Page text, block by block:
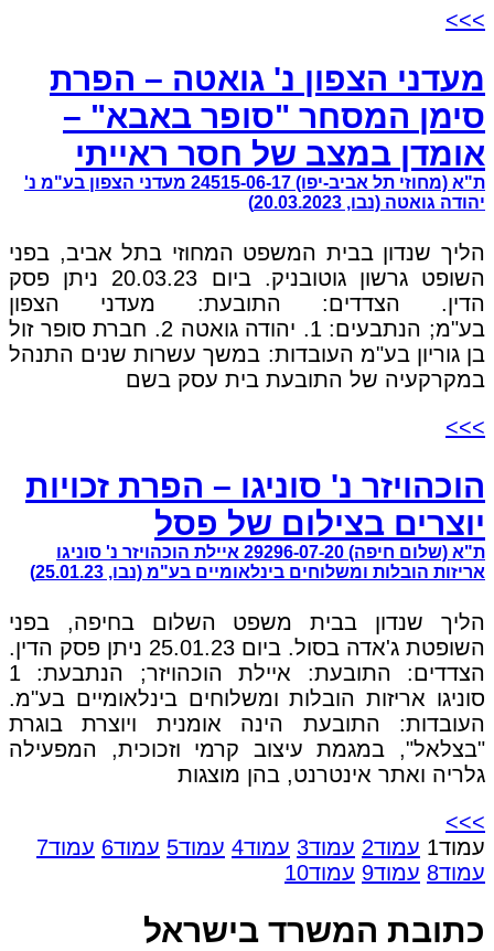
>>>
מעדני הצפון נ' גואטה – הפרת
סימן המסחר "סופר באבא" –
אומדן במצב של חסר ראייתי
ת"א (מחוזי תל אביב-יפו) 24515-06-17 מעדני הצפון בע"מ נ'
יהודה גואטה (נבו, 20.03.2023)
הליך שנדון בבית המשפט המחוזי בתל אביב, בפני
השופט גרשון גוטובניק. ביום 20.03.23 ניתן פסק
הדין. הצדדים: התובעת: מעדני הצפון
בע"מ; הנתבעים: 1. יהודה גואטה 2. חברת סופר זול
בן גוריון בע"מ העובדות: במשך עשרות שנים התנהל
במקרקעיה של התובעת בית עסק בשם
>>>
הוכהויזר נ' סוניגו – הפרת זכויות
יוצרים בצילום של פסל
ת"א (שלום חיפה) 29296-07-20 איילת הוכהויזר נ' סוניגו
אריזות הובלות ומשלוחים בינלאומיים בע"מ (נבו, 25.01.23)
הליך שנדון בבית משפט השלום בחיפה, בפני
השופטת ג'אדה בסול. ביום 25.01.23 ניתן פסק הדין.
הצדדים: התובעת: איילת הוכהויזר; הנתבעת: 1
סוניגו אריזות הובלות ומשלוחים בינלאומיים בע"מ.
העובדות: התובעת הינה אומנית ויוצרת בוגרת
"בצלאל", במגמת עיצוב קרמי וזכוכית, המפעילה
גלריה ואתר אינטרנט, בהן מוצגות
>>>
עמוד1 עמוד2 עמוד3 עמוד4 עמוד5 עמוד6 עמוד7
עמוד8 עמוד9 עמוד10
כתובת המשרד בישראל